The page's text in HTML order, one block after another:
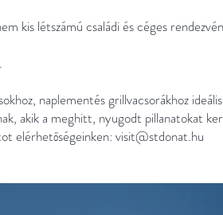
kis létszámú családi és céges
naplementés grillvacsorákhoz
akik a meghitt, nyugodt pillanatokat
elérhetőségeinken: visit@stdonat.hu